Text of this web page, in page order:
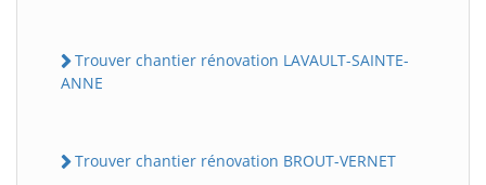
Trouver chantier rénovation LAVAULT-SAINTE-
ANNE
Trouver chantier rénovation BROUT-VERNET